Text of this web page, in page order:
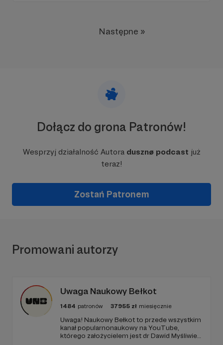
Następne »
Dołącz do grona Patronów!
Wesprzyj działalność Autora dusznø podcast już
teraz!
Zostań Patronem
Promowani autorzy
Uwaga Naukowy Bełkot
1484 patronów 37955 zł miesięcznie
Uwaga! Naukowy Bełkot to przede wszystkim
kanał popularnonaukowy na YouTube,
którego założycielem jest dr Dawid Myśliwiec.